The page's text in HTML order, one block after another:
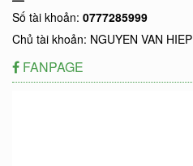
Số tài khoản: 0777285999
Chủ tài khoản: NGUYEN VAN HIEP
FANPAGE